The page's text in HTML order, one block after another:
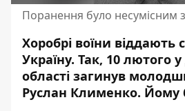
Поранення було несумісним
Хоробрі воїни віддають
Україну. Так, 10 лютого
області загинув
Руслан Клименко. Йому